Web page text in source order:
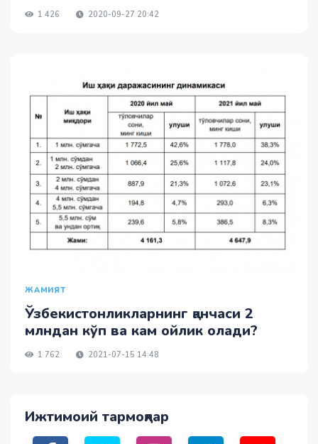
1 426 2020-09-27 20:42
ЖАМИЯТ
Ўзбекистонликларнинг қанчаси 2
млндан кўп ва кам ойлик олади?
1 762 2021-07-15 14:48
Ижтимоий тармоқлар